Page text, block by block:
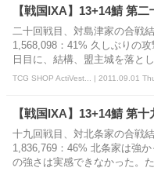
【戦国IXA】13+14鯖 第二
二十回戦目、対島津家の合戦
1,568,098：41% 久しぶりの
日目に、結構、盟主城を落と
TCG SHOP ActiVest... | 2011.09.01
【戦国IXA】13+14鯖 第十
十九回戦目、対北条家の合戦
1,836,769：46% 北条家は強
の強さは実感できなかった。